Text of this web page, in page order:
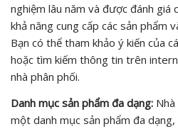
nghiệm lâu năm và được đánh giá
khả năng cung cấp các sản phẩm
Bạn có thể tham khảo ý kiến của
hoặc tìm kiếm thông tin trên
nhà phân phối.
Danh mục sản phẩm đa dạng:
một danh mục sản phẩm đa